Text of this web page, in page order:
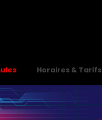
Horaires & Tarifs